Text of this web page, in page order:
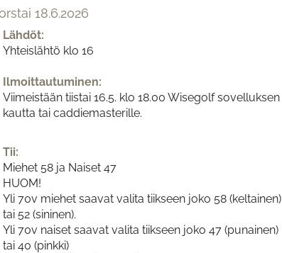
18.6.2026
Lähdöt:
Yhteislähtö klo 16
Ilmoittautuminen:
Viimeistään tiistai 16.5. klo 18.00 Wisegolf sovelluksen
kautta tai caddiemasterille.
Tii:
Miehet 58 ja Naiset 47
HUOM!
Yli 70v miehet saavat valita tiikseen joko 58 (keltainen)
tai 52 (sininen).
Yli 70v naiset saavat valita tiikseen joko 47 (punainen)
tai 40 (pinkki)